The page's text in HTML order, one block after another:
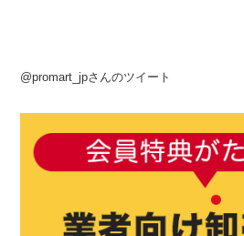
@promart_jpさんのツイート